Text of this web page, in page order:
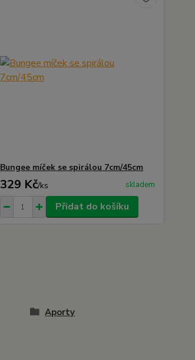
Bungee míček se spirálou 7cm/45cm
329 Kč/ks skladem
Přidat do košíku
Aporty